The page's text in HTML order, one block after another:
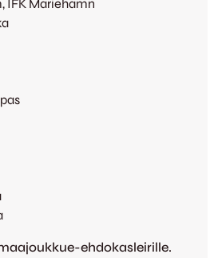
IFK Mariehamn
ehdokasleirille.